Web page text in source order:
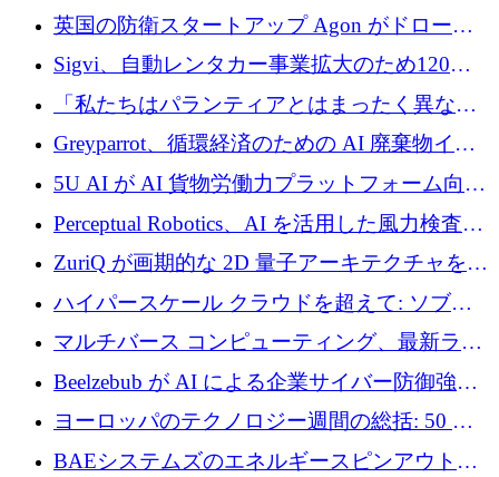
ジング プラットフォームを拡張するためにシ
リーズ B で 2,000 万ドルを確保
英国の防衛スタートアップ Agon がドローン
攻撃に対抗する仮想戦場を構築、3,000 万ドル
を調達
Sigvi、自動レンタカー事業拡大のため120万
ユーロを調達
「私たちはパランティアとはまったく異なる
会社です」とフランス人の「控えめな」後任
者は言う
Greyparrot、循環経済のための AI 廃棄物イン
テリジェンスを拡張するためにシリーズ B で
2,700 万ドルを確保
5U AI が AI 貨物労働力プラットフォーム向け
に 320 万ドルのプレシードを獲得
Perceptual Robotics、AI を活用した風力検査の
規模拡大に向けて 400 万ポンド以上を確保
ZuriQ が画期的な 2D 量子アーキテクチャを拡
張するために 2,550 万ドルを調達
ハイパースケール クラウドを超えて: ソブリ
ン コンピューティングに対する DFINITY の
ビジョン
マルチバース コンピューティング、最新ラウ
ンドで最大 5 億 7,000 万ドルを目標
Beelzebub が AI による企業サイバー防御強化
のために 300 万ユーロを調達
ヨーロッパのテクノロジー週間の総括: 50 以
上の取引に 10 億ユーロ以上を投資
BAEシステムズのエネルギースピンアウト原